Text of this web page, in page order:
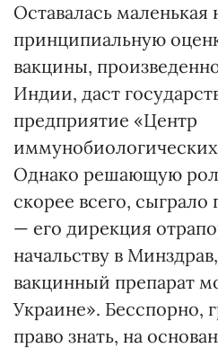
Оставалась маленькая
принципиальную
вакцины,
Индии, даст
предприятие «Центр
иммунобиологических
Однако решающую
скорее всего,
— его дирекция
начальству в
вакцинный препарат
Украине». Бесспорно,
право знать, на